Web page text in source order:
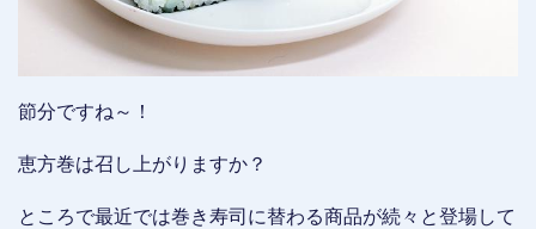
節分ですね～！
恵方巻は召し上がりますか？
ところで最近では巻き寿司に替わる商品が続々と登場して